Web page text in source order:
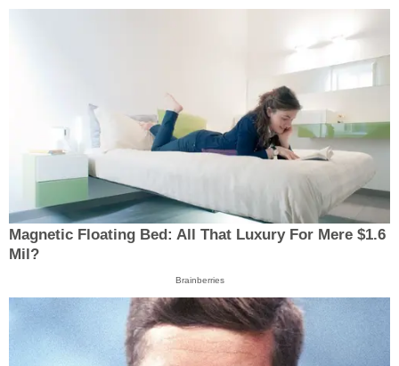
Magnetic Floating Bed: All That Luxury For Mere $1.6
Mil?
Brainberries